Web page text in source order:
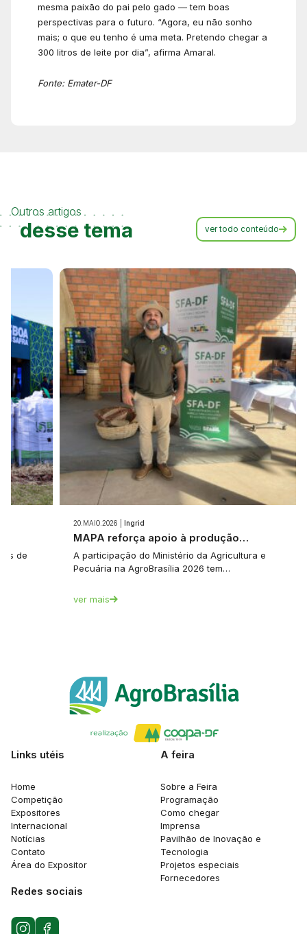
mesma paixão do pai pelo gado — tem boas
perspectivas para o futuro. “Agora, eu não sonho
mais; o que eu tenho é uma meta. Pretendo chegar a
300 litros de leite por dia”, afirma Amaral.
Fonte: Emater-DF
Outros artigos
desse tema ver todo conteúdo
de
20.MAIO.2026 | Ingrid
MAPA reforça apoio à produção…
A participação do Ministério da Agricultura e
Pecuária na AgroBrasília 2026 tem…
ver mais
Links utéis
Home
Competição
Expositores
Internacional
Notícias
Contato
Área do Expositor
A feira
Sobre a Feira
Programação
Como chegar
Imprensa
Pavilhão de Inovação e
Tecnologia
Projetos especiais
Fornecedores
Redes sociais